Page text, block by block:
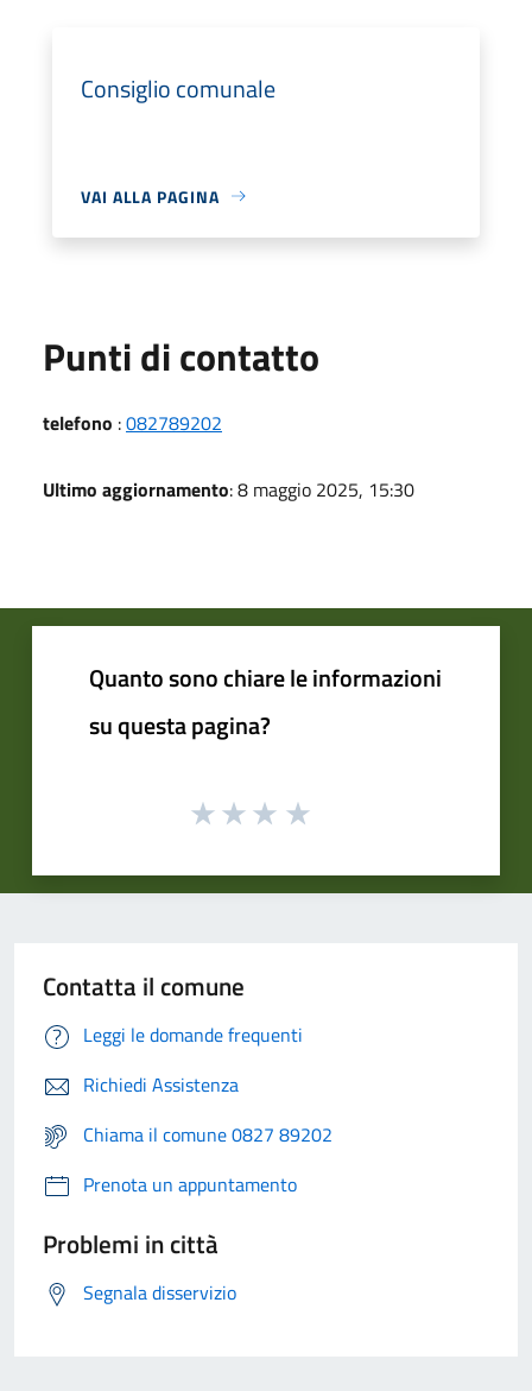
Consiglio comunale
VAI ALLA PAGINA
Punti di contatto
telefono :082789202
Ultimo aggiornamento: 8 maggio 2025, 15:30
Quanto sono chiare le informazioni
su questa pagina?
Contatta il comune
Leggi le domande frequenti
Richiedi Assistenza
Chiama il comune 0827 89202
Prenota un appuntamento
Problemi in città
Segnala disservizio